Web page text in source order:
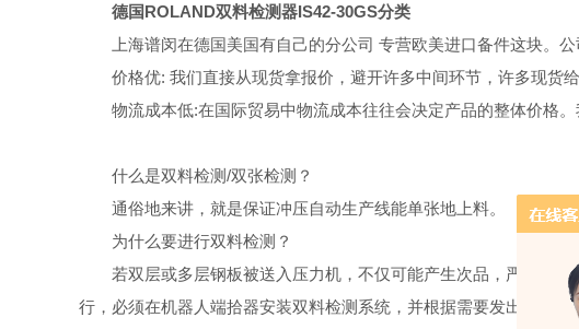
德国ROLAND双料检测器IS42-30GS分类
上海谱闵在德国美国有自己的分公司 专营欧美进口备件这块。
价格优: 我们直接从现货拿报价，避开许多中间环节，许多现货
物流成本低:在国际贸易中物流成本往往会决定产品的整体价格
什么是双料检测/双张检测？
通俗地来讲，就是保证冲压自动生产线能单张地上料。
为什么要进行双料检测？
若双层或多层钢板被送入压力机，不仅可能产生次品，严重的
行，必须在机器人端拾器安装双料检测系统，并根据需要发出报警信